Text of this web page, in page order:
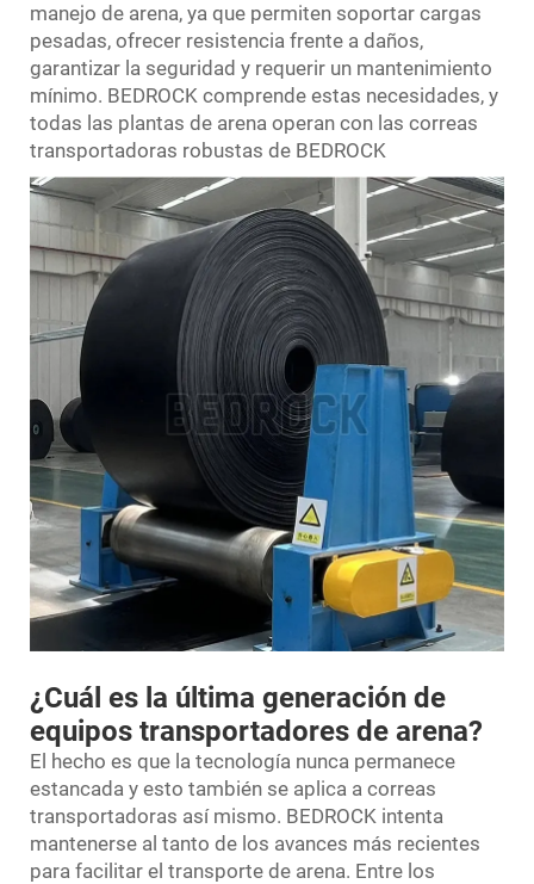
manejo de arena, ya que permiten soportar cargas
pesadas, ofrecer resistencia frente a daños,
garantizar la seguridad y requerir un mantenimiento
mínimo. BEDROCK comprende estas necesidades, y
todas las plantas de arena operan con las correas
transportadoras robustas de BEDROCK
¿Cuál es la última generación de
equipos transportadores de arena?
El hecho es que la tecnología nunca permanece
estancada y esto también se aplica a correas
transportadoras así mismo. BEDROCK intenta
mantenerse al tanto de los avances más recientes
para facilitar el transporte de arena. Entre los